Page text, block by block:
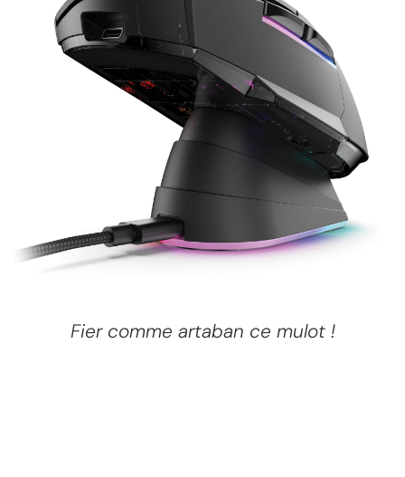
Fier comme artaban ce mulot !